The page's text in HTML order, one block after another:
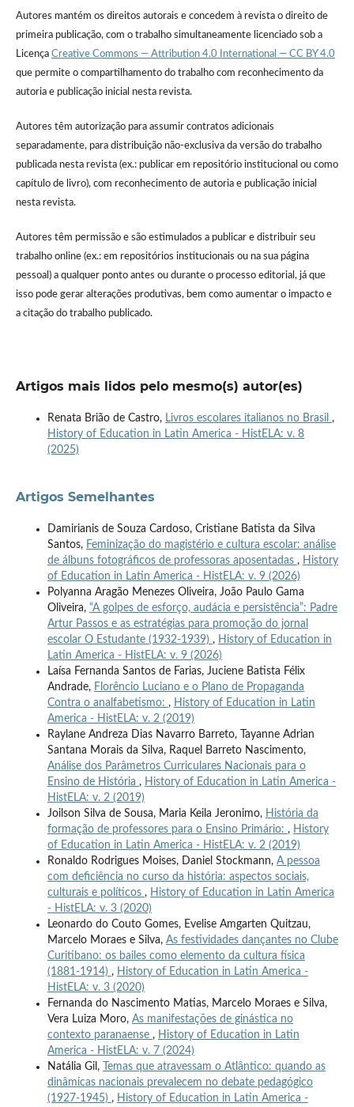
Autores mantém os direitos autorais e concedem à revista o direito de
primeira publicação, com o trabalho simultaneamente licenciado sob a
Licença Creative Commons — Attribution 4.0 International — CC BY 4.0
que permite o compartilhamento do trabalho com reconhecimento da
autoria e publicação inicial nesta revista.
Autores têm autorização para assumir contratos adicionais
separadamente, para distribuição não-exclusiva da versão do trabalho
publicada nesta revista (ex.: publicar em repositório institucional ou como
capítulo de livro), com reconhecimento de autoria e publicação inicial
nesta revista.
Autores têm permissão e são estimulados a publicar e distribuir seu
trabalho online (ex.: em repositórios institucionais ou na sua página
pessoal) a qualquer ponto antes ou durante o processo editorial, já que
isso pode gerar alterações produtivas, bem como aumentar o impacto e
a citação do trabalho publicado.
Artigos mais lidos pelo mesmo(s) autor(es)
Renata Brião de Castro, Livros escolares italianos no Brasil ,
History of Education in Latin America - HistELA: v. 8
(2025)
Artigos Semelhantes
Damirianis de Souza Cardoso, Cristiane Batista da Silva
Santos, Feminização do magistério e cultura escolar: análise
de álbuns fotográficos de professoras aposentadas , History
of Education in Latin America - HistELA: v. 9 (2026)
Polyanna Aragão Menezes Oliveira, João Paulo Gama
Oliveira, “A golpes de esforço, audácia e persistência”: Padre
Artur Passos e as estratégias para promoção do jornal
escolar O Estudante (1932-1939) , History of Education in
Latin America - HistELA: v. 9 (2026)
Laísa Fernanda Santos de Farias, Juciene Batista Félix
Andrade, Florêncio Luciano e o Plano de Propaganda
Contra o analfabetismo: , History of Education in Latin
America - HistELA: v. 2 (2019)
Raylane Andreza Dias Navarro Barreto, Tayanne Adrian
Santana Morais da Silva, Raquel Barreto Nascimento,
Análise dos Parâmetros Curriculares Nacionais para o
Ensino de História , History of Education in Latin America -
HistELA: v. 2 (2019)
Joilson Silva de Sousa, Maria Keila Jeronimo, História da
formação de professores para o Ensino Primário: , History
of Education in Latin America - HistELA: v. 2 (2019)
Ronaldo Rodrigues Moises, Daniel Stockmann, A pessoa
com deficiência no curso da história: aspectos sociais,
culturais e políticos , History of Education in Latin America
- HistELA: v. 3 (2020)
Leonardo do Couto Gomes, Evelise Amgarten Quitzau,
Marcelo Moraes e Silva, As festividades dançantes no Clube
Curitibano: os bailes como elemento da cultura física
(1881-1914) , History of Education in Latin America -
HistELA: v. 3 (2020)
Fernanda do Nascimento Matias, Marcelo Moraes e Silva,
Vera Luiza Moro, As manifestações de ginástica no
contexto paranaense , History of Education in Latin
America - HistELA: v. 7 (2024)
Natália Gil,
Temas que atravessam o Atlântico: quando as
dinâmicas nacionais prevalecem no debate pedagógico
(1927-1945) , History of Education in Latin America -